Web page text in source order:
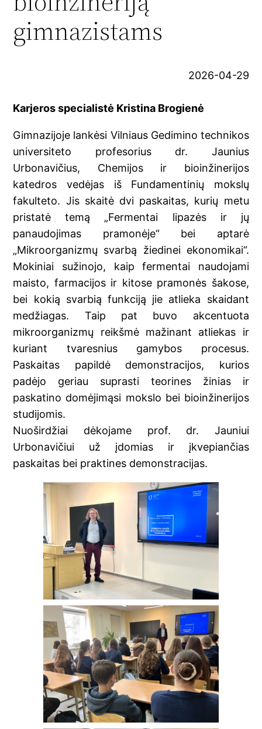
gimnazistams
2026-04-29
Karjeros specialistė Kristina Brogienė
Gimnazijoje lankėsi Vilniaus Gedimino technikos
universiteto profesorius dr. Jaunius
Urbonavičius, Chemijos ir bioinžinerijos
katedros vedėjas iš Fundamentinių mokslų
fakulteto. Jis skaitė dvi paskaitas, kurių metu
pristatė temą „Fermentai lipazės ir jų
panaudojimas pramonėje“ bei aptarė
„Mikroorganizmų svarbą žiedinei ekonomikai“.
Mokiniai sužinojo, kaip fermentai naudojami
maisto, farmacijos ir kitose pramonės šakose,
bei kokią svarbią funkciją jie atlieka skaidant
medžiagas. Taip pat buvo akcentuota
mikroorganizmų reikšmė mažinant atliekas ir
kuriant tvaresnius gamybos procesus.
Paskaitas papildė demonstracijos, kurios
padėjo geriau suprasti teorines žinias ir
paskatino domėjimąsi mokslo bei bioinžinerijos
studijomis.
Nuoširdžiai dėkojame prof. dr. Jauniui
Urbonavičiui už įdomias ir įkvepiančias
paskaitas bei praktines demonstracijas.